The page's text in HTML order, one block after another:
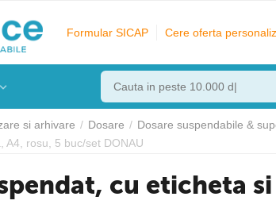
Formular SICAP Cere oferta
si arhivare / Dosare / Dosare suspendabile &
A4, rosu, 5 buc/set DONAU
cu eticheta